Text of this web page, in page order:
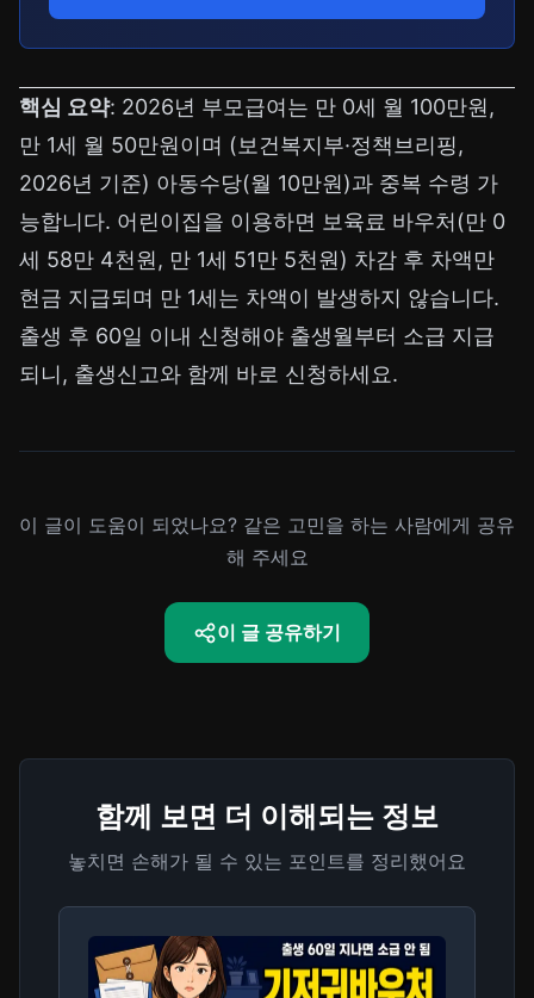
핵심 요약: 2026년 부모급여는 만 0세 월 100만원,
만 1세 월 50만원이며 (보건복지부·정책브리핑,
2026년 기준) 아동수당(월 10만원)과 중복 수령 가
능합니다. 어린이집을 이용하면 보육료 바우처(만 0
세 58만 4천원, 만 1세 51만 5천원) 차감 후 차액만
현금 지급되며 만 1세는 차액이 발생하지 않습니다.
출생 후 60일 이내 신청해야 출생월부터 소급 지급
되니, 출생신고와 함께 바로 신청하세요.
이 글이 도움이 되었나요? 같은 고민을 하는 사람에게 공유
해 주세요
이 글 공유하기
함께 보면 더 이해되는 정보
놓치면 손해가 될 수 있는 포인트를 정리했어요